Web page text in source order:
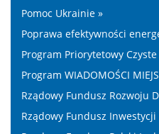
Pomoc Ukrainie »
Poprawa efektywności
Program Priorytetowy
Program WIADOMOŚCI
Rządowy Fundusz Rozwoju
Rządowy Fundusz Inwestycji